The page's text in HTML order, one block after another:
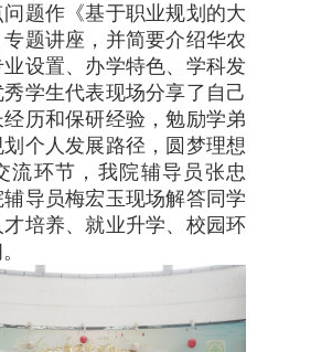
题作《基于职业规划的大
题讲座，并简要介绍华农
设置、办学特色、学科发
学生代表现场分享了自己
历和保研经验，勉励学弟
个人发展路径，圆梦理想
流环节，我院辅导员张忠
导员梅宏玉现场解答同学
培养、就业升学、校园环